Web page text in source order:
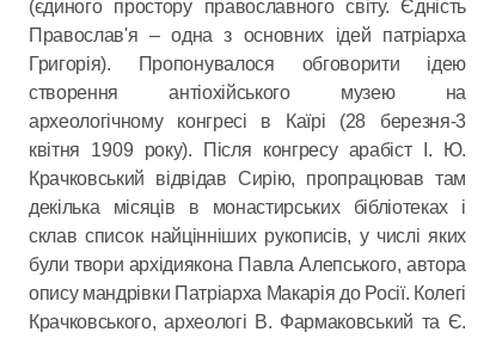
(єдиного простору православного світу. Єдність
Православ'я – одна з основних ідей патріарха
Григорія). Пропонувалося обговорити ідею
створення антіохійського музею на
археологічному конгресі в Каїрі (28 березня-3
квітня 1909 року). Після конгресу арабіст І. Ю.
Крачковський відвідав Сирію, пропрацював там
декілька місяців в монастирських бібліотеках і
склав список найцінніших рукописів, у числі яких
були твори архідиякона Павла Алепського, автора
опису мандрівки Патріарха Макарія до Росії. Колегі
Крачковського, археологі В. Фармаковський та Є.